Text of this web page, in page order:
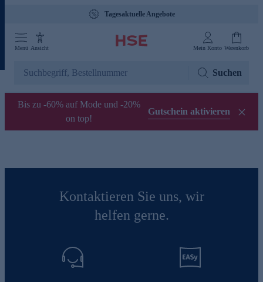
Tagesaktuelle Angebote
Menü Ansicht Mein Konto Warenkorb
Suchen
Bis zu -60% auf Mode und -20%
on top!
Gutschein aktivieren
Kontaktieren Sie uns, wir
helfen gerne.